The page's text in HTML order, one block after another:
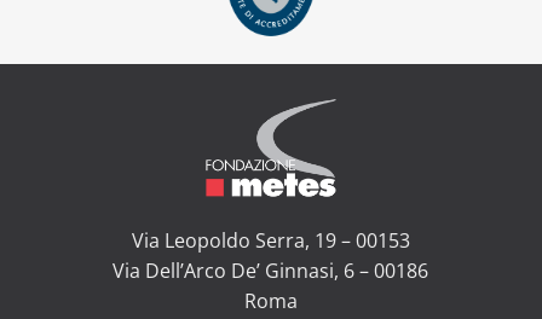
Via Leopoldo Serra, 19 – 00153
Via Dell’Arco De’ Ginnasi, 6 – 00186
Roma